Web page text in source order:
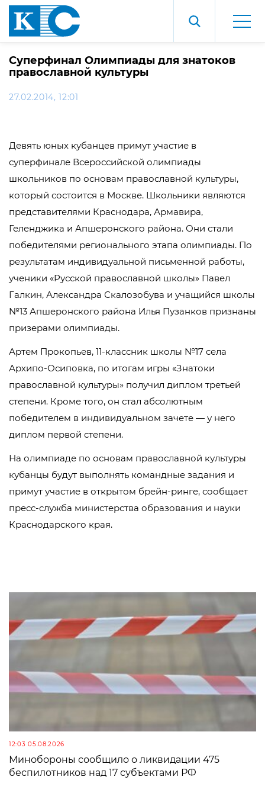
Суперфинал Олимпиады для знатоков
православной культуры
27.02.2014, 12:01
Девять юных кубанцев примут участие в
суперфинале Всероссийской олимпиады
школьников по основам православной культуры,
который состоится в Москве. Школьники являются
представителями Краснодара, Армавира,
Геленджика и Апшеронского района. Они стали
победителями регионального этапа олимпиады. По
результатам индивидуальной письменной работы,
ученики «Русской православной школы» Павел
Галкин, Александра Скалозобува и учащийся школы
№13 Апшеронского района Илья Пузанков признаны
призерами олимпиады.
Артем Прокопьев, 11-классник школы №17 села
Архипо-Осиповка, по итогам игры «Знатоки
православной культуры» получил диплом третьей
степени. Кроме того, он стал абсолютным
победителем в индивидуальном зачете — у него
диплом первой степени.
На олимпиаде по основам православной культуры
кубанцы будут выполнять командные задания и
примут участие в открытом брейн-ринге, сообщает
пресс-служба министерства образования и науки
Краснодарского края.
12:03 05.08.2026
Минобороны сообщило о ликвидации 475
беспилотников над 17 субъектами РФ